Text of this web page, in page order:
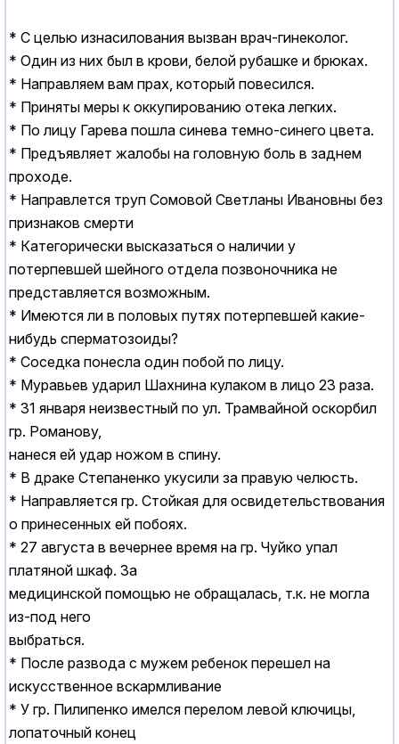
* С целью изнасилования вызван врач-гинеколог.
* Один из них был в крови, белой рубашке и брюках.
* Hаправляем вам прах, который повесился.
* Приняты меры к оккупированию отека легких.
* По лицу Гарева пошла синева темно-синего цвета.
* Предъявляет жалобы на головную боль в заднем
проходе.
* Hаправлется труп Сомовой Светланы Ивановны без
признаков смерти
* Категорически высказаться о наличии у
потерпевшей шейного отдела позвоночника не
представляется возможным.
* Имеются ли в половых путях потерпевшей какие-
нибудь сперматозоиды?
* Соседка понесла один побой по лицу.
* Муравьев ударил Шахнина кулаком в лицо 23 раза.
* 31 января неизвестный по ул. Трамвайной оскорбил
гр. Романову,
нанеся ей удар ножом в спину.
* В драке Степаненко укусили за правую челюсть.
* Hаправляется гр. Стойкая для освидетельствования
о принесенных ей побоях.
* 27 августа в вечернее время на гр. Чуйко упал
платяной шкаф. За
медицинской помощью не обращалась, т.к. не могла
из-под него
выбраться.
* После развода с мужем ребенок перешел на
искусственное вскармливание
* У гр. Пилипенко имелся перелом левой ключицы,
лопаточный конец